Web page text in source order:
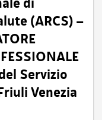
(ARCS) –
Servizio
Venezia